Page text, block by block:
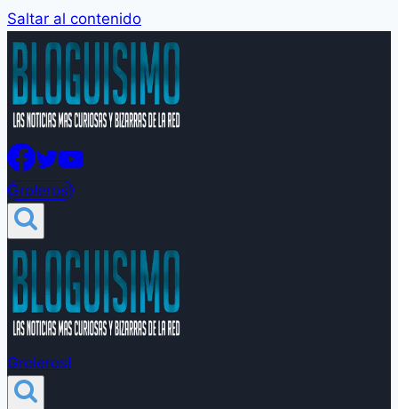
Saltar al contenido
Groleros!
Groleros!